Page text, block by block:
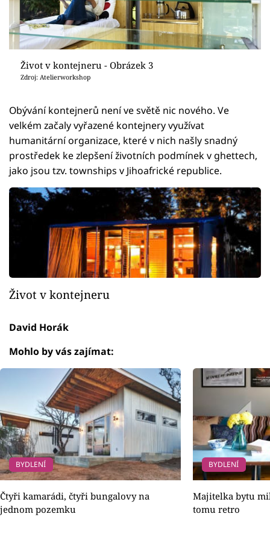
Život v kontejneru - Obrázek 3
Zdroj: Atelierworkshop
Obývání kontejnerů není ve světě nic nového. Ve
velkém začaly vyřazené kontejnery využívat
humanitární organizace, které v nich našly snadný
prostředek ke zlepšení životních podmínek v ghettech,
jako jsou tzv. townships v Jihoafrické republice.
Život v kontejneru
David Horák
Mohlo by vás zajímat:
BYDLENÍ
Čtyři kamarádi, čtyři bungalovy na
jednom pozemku
BYDLENÍ
Majitelka bytu
tomu retro